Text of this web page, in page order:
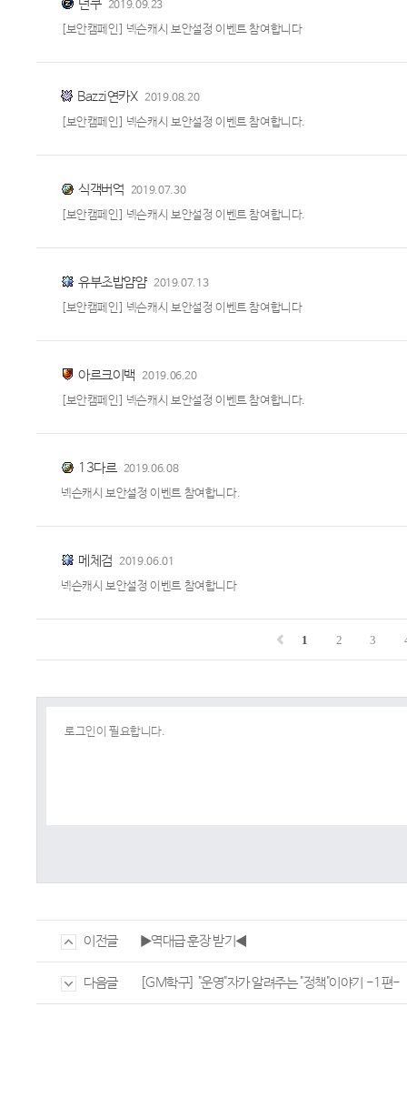
년쿠 2019.09.23
[보안캠페인] 넥슨캐시 보안설정 이벤트 참여합니다
Bazzi연카X 2019.08.20
[보안캠페인] 넥슨캐시 보안설정 이벤트 참여합니다.
식객버억 2019.07.30
[보안캠페인] 넥슨캐시 보안설정 이벤트 참여합니다.
유부초밥얌얌 2019.07.13
[보안캠페인] 넥슨캐시 보안설정 이벤트 참여합니다
아르크이백 2019.06.20
[보안캠페인] 넥슨캐시 보안설정 이벤트 참여합니다.
13다르 2019.06.08
넥슨캐시 보안설정 이벤트 참여합니다.
메체검 2019.06.01
넥슨캐시 보안설정 이벤트 참여합니다
1 2 3
이전글 ▶역대급 훈장 받기◀
다음글 [GM학구] "운영"자가 알려주는 "정책"이야기 -1편-